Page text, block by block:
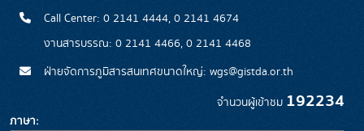
Call Center: 0 2141 4444, 0 2141 4674
งานสารบรรณ: 0 2141 4466, 0 2141 4468
ฝ่ายจัดการภูมิสารสนเทศขนาดใหญ่: wgs@gistda.or.th
จำนวนผู้เข้าชม 192234
ภาษา